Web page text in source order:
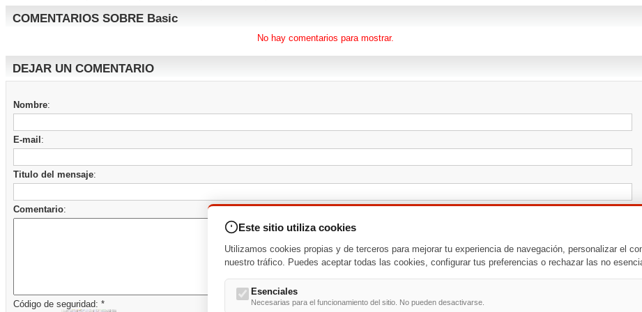
COMENTARIOS SOBRE Basic
No hay comentarios para mostrar.
DEJAR UN COMENTARIO
Nombre:
E-mail :
Titulo del mensaje:
Comentario:
Código de seguridad: *
Este sitio utiliza cookies
Utilizamos cookies propias y de terceros para mejorar tu experiencia de navegación, personalizar el
nuestro tráfico. Puedes aceptar todas las cookies, configurar tus preferencias o rechazar las no
Esenciales
Necesarias para el funcionamiento del sitio. No pueden desactivarse.